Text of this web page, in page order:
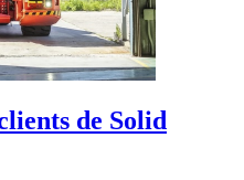
de Solid